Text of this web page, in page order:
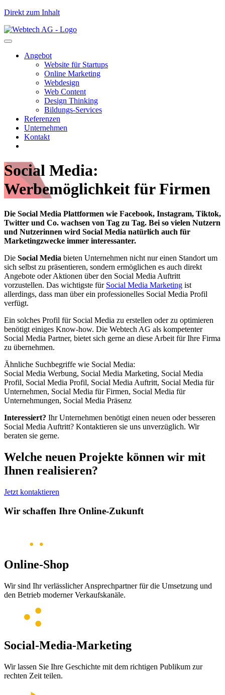
Direkt zum Inhalt
Angebot
Website für Startups
Online Marketing
Webdesign
Web Content
Design Thinking
Bildungs-Services
Referenzen
Unternehmen
Kontakt
Social Media:
Werbemöglichkeit für Firmen
Die Social Media Plattformen wie Facebook, Instagram, Tiktok,
Twitter und Co. wachsen von Tag zu Tag. Bei so vielen Nutzern
und Nutzerinnen wird Social Media natürlich auch für
Marketingzwecke immer interessanter.
Die Social Media bieten Unternehmen nicht nur einen Standort um
sich selbst zu präsentieren, sondern ermöglichen es auch direkt
Angebote oder Aktionen über den Social Media Auftritt
vorzustellen. Das wichtigste für Social Media Marketing ist
allerdings, dass man über ein professionelles Social Media Profil
verfügt.
Ein solches Profil für Social Media zu erstellen oder zu optimieren
benötigt einiges Know-how. Die Webtech AG als kompetenter
Social Media Partner, bietet sich gerne an diese Arbeit für Ihre Firma
zu übernehmen.
Ähnliche Suchbegriffe wie Social Media:
Social Media Werbung, Social Media Marketing, Social Media
Profil, Social Media Profil, Social Media Auftritt, Social Media für
Unternehmen, Social Media für Firmen, Social Media für
Unternehmungen, Social Media Präsenz
Interessiert? Ihr Unternehmen benötigt einen neuen oder besseren
Social Media Auftritt? Kontaktieren sie uns unverzüglich. Wir
beraten sie gerne.
Welche neuen Projekte können wir mit
Ihnen realisieren?
Jetzt kontaktieren
Wir schaffen Ihre Online-Zukunft
Online-Shop
Wir sind Ihr verlässlicher Ansprechpartner für die Umsetzung und
den Betrieb moderner Verkaufskanäle.
Social-Media-Marketing
Wir lassen Sie Ihre Geschichte mit dem richtigen Publikum zur
rechten Zeit teilen.